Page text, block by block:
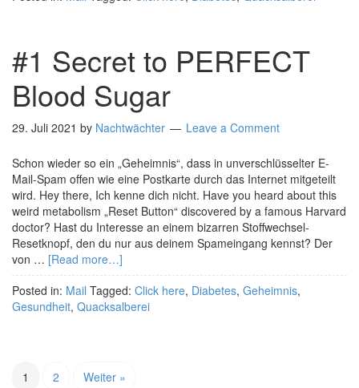
#1 Secret to PERFECT
Blood Sugar
29. Juli 2021 by Nachtwächter Leave a Comment
Schon wieder so ein „Geheimnis“, dass in unverschlüsselter E-
Mail-Spam offen wie eine Postkarte durch das Internet mitgeteilt
wird. Hey there, Ich kenne dich nicht. Have you heard about this
weird metabolism „Reset Button“ discovered by a famous Harvard
doctor? Hast du Interesse an einem bizarren Stoffwechsel-
Resetknopf, den du nur aus deinem Spameingang kennst? Der
von … [Read more…]
Posted in: Mail Tagged: Click here, Diabetes, Geheimnis,
Gesundheit, Quacksalberei
1 2 Weiter »